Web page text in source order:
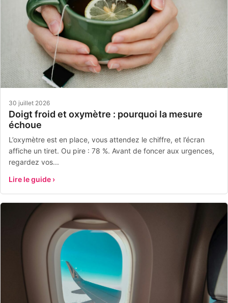
30 juillet 2026
Doigt froid et oxymètre : pourquoi la mesure
échoue
L’oxymètre est en place, vous attendez le chiffre, et l’écran
affiche un tiret. Ou pire : 78 %. Avant de foncer aux urgences,
regardez vos...
Lire le guide ›